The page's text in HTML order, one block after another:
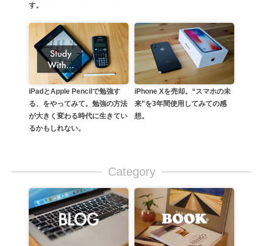
す。
iPadとApple Pencilで勉強す
る、をやってみて。勉強の方法
が大きく変わる時代に生きてい
るかもしれない。
iPhone Xを売却。“スマホの未
来”を3年間使用してみての感
想。
Category